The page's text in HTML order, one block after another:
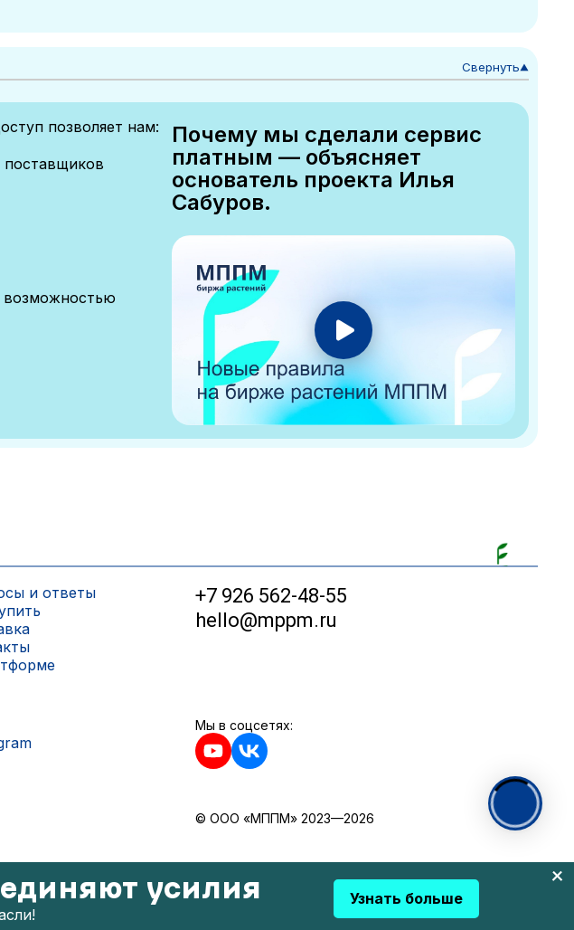
Свернуть▼
позволяет нам:
поставщиков
возможностью
Почему мы сделали сервис
платным — объясняет
основатель проекта Илья
Сабуров.
усилия Узнать больше
и ответы
+7 926 562-48-55
hello@mppm.ru
Мы в соцсетях:
© ООО «МППМ» 2023—2026